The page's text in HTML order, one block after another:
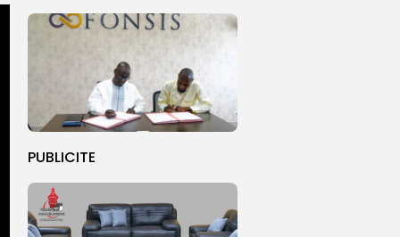
PUBLICITE